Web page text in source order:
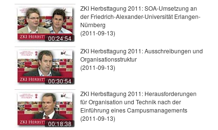
00:24:54
ZKI Herbsttagung 2011: SOA-Umsetzung an
der Friedrich-Alexander-Universität Erlangen-
Nürnberg
(2011-09-13)
00:30:54
ZKI Herbsttagung 2011: Ausschreibungen und
Organisationsstruktur
(2011-09-13)
00:18:38
ZKI Herbsttagung 2011: Herausforderungen
für Organisation und Technik nach der
Einführung eines Campusmanagements
(2011-09-13)